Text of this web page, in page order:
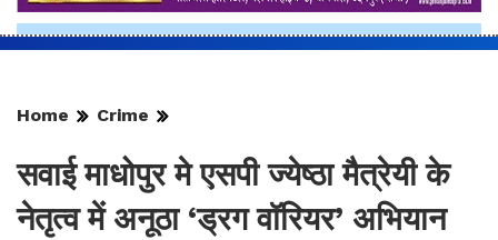
Home Crime
सवाई माधोपुर मे एसपी ज्येष्ठा मैत्रेयी के
नेतृत्व में अनूठा ‘ड्रग वॉरियर’ अभियान